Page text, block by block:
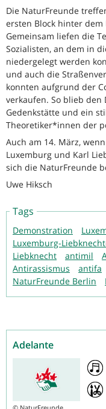
Die NaturFreunde
ersten Block hinter
Gemeinsam liefen die
Sozialisten, an dem in
niedergelegt werden
und auch die
konnten aufgrund der
verkaufen. So blieb
Gedenkstätte und ein
Theoretiker*innen der
Auch am 14. März,
Luxemburg und Karl
sich die NaturFreunde
Uwe Hiksch
Tags
Demonstration
Luxemburg-
Liebknecht
antimil
Antirassismus
antifa
NaturFreunde Berlin
Adelante